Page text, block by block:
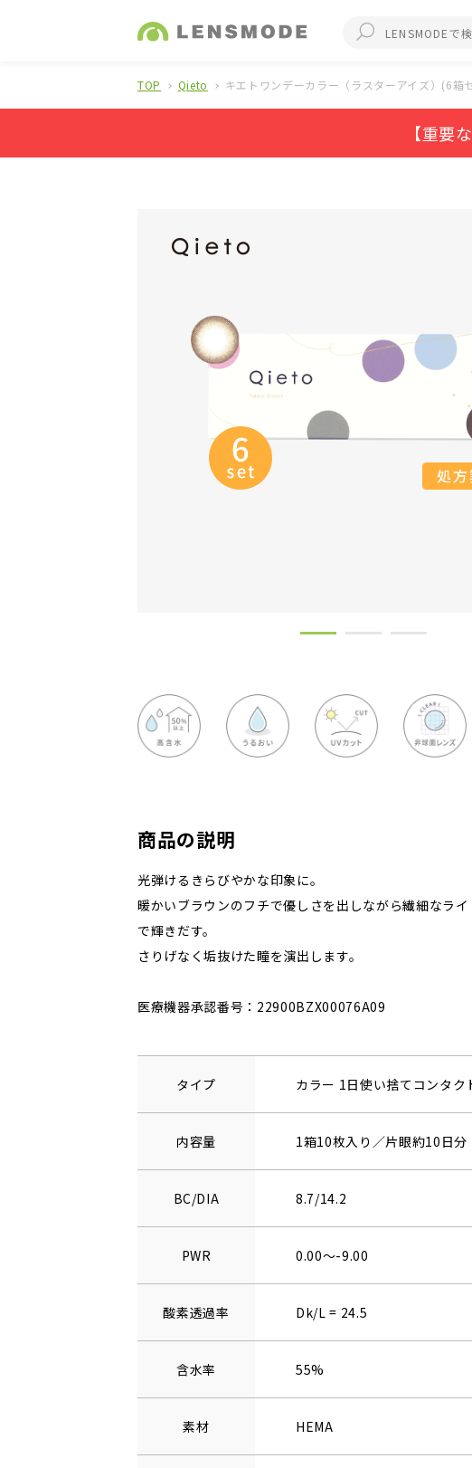
TOP Qieto キエトワンデーカラー（ラスターアイズ）(6箱
【重要
商品の説明
光弾けるきらびやかな印象に。
暖かいブラウンのフチで優しさを出しながら繊細なラ
で輝きだす。
さりげなく垢抜けた瞳を演出します。
医療機器承認番号：22900BZX00076A09
タイプ カラー 1日使い捨てコンタク
内容量 1箱10枚入り／片眼約10日分
BC/DIA 8.7/14.2
PWR 0.00～-9.00
酸素透過率 Dk/L = 24.5
含水率 55%
素材 HEMA